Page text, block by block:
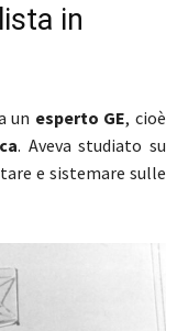
in
un esperto GE, cioè
. Aveva studiato su
e sistemare sulle